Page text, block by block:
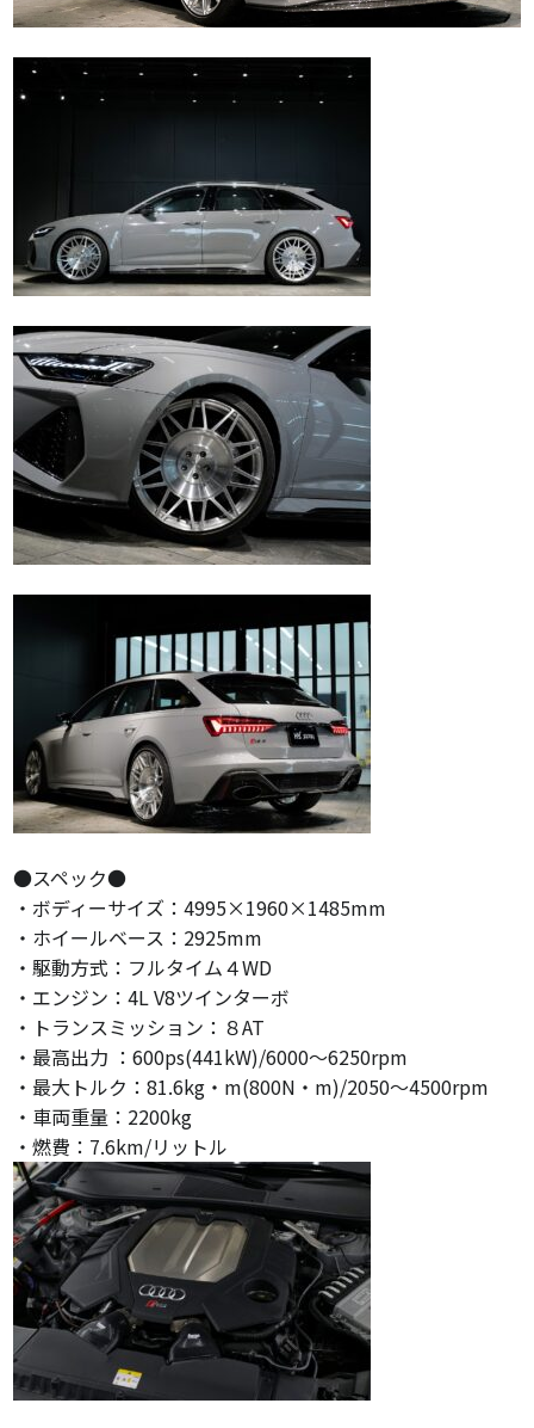
●スペック●
・ボディーサイズ：4995×1960×1485mm
・ホイールベース：2925mm
・駆動方式：フルタイム４WD
・エンジン：4L V8ツインターボ
・トランスミッション：８AT
・最高出力 ：600ps(441kW)/6000～6250rpm
・最大トルク：81.6kg・m(800N・m)/2050～4500rpm
・車両重量：2200kg
・燃費：7.6km/リットル